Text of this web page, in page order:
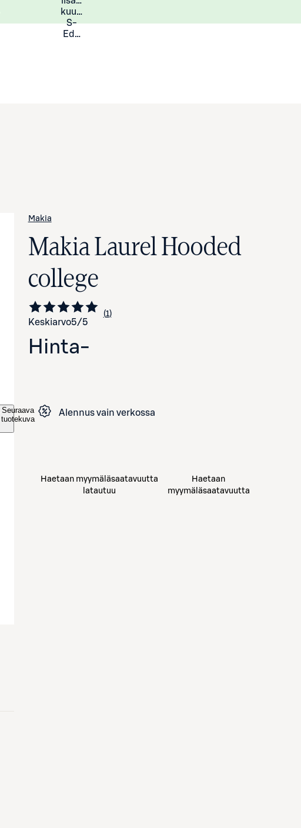
kuukauden
S-
Eduista
Seuraava
tuotekuva
Makia
Makia Laurel Hooded
college
Keskiarvo5/5 Siirry arvioihin
1
kappale
Hinta-
Alennus vain verkossa
Haetaan myymäläsaatavuutta
latautuu
Haetaan
myymäläsaatavuutta